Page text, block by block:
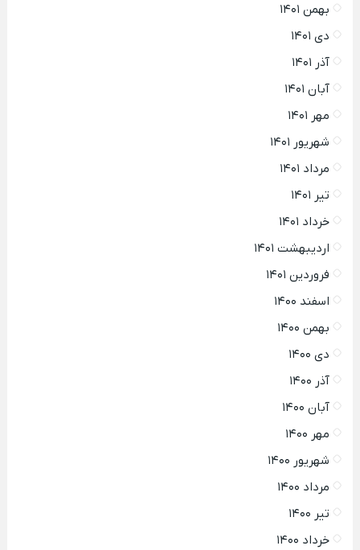
بهمن ۱۴۰۱
دی ۱۴۰۱
آذر ۱۴۰۱
آبان ۱۴۰۱
مهر ۱۴۰۱
شهریور ۱۴۰۱
مرداد ۱۴۰۱
تیر ۱۴۰۱
خرداد ۱۴۰۱
اردیبهشت ۱۴۰۱
فروردین ۱۴۰۱
اسفند ۱۴۰۰
بهمن ۱۴۰۰
دی ۱۴۰۰
آذر ۱۴۰۰
آبان ۱۴۰۰
مهر ۱۴۰۰
شهریور ۱۴۰۰
مرداد ۱۴۰۰
تیر ۱۴۰۰
خرداد ۱۴۰۰